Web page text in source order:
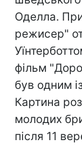
Оделла.
режисер"
фільм
був одним
Картина
молодих
після 11